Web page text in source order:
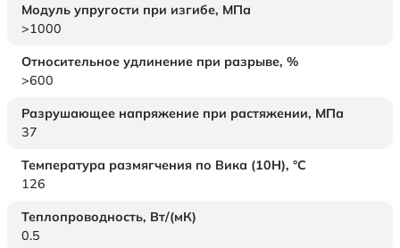
Модуль упругости при изгибе, МПа
>1000
Относительное удлинение при разрыве, %
>600
Разрушающее напряжение при растяжении, МПа
37
Температура размягчения по Вика (10Н), °C
126
Теплопроводность, Вт/(мК)
0.5